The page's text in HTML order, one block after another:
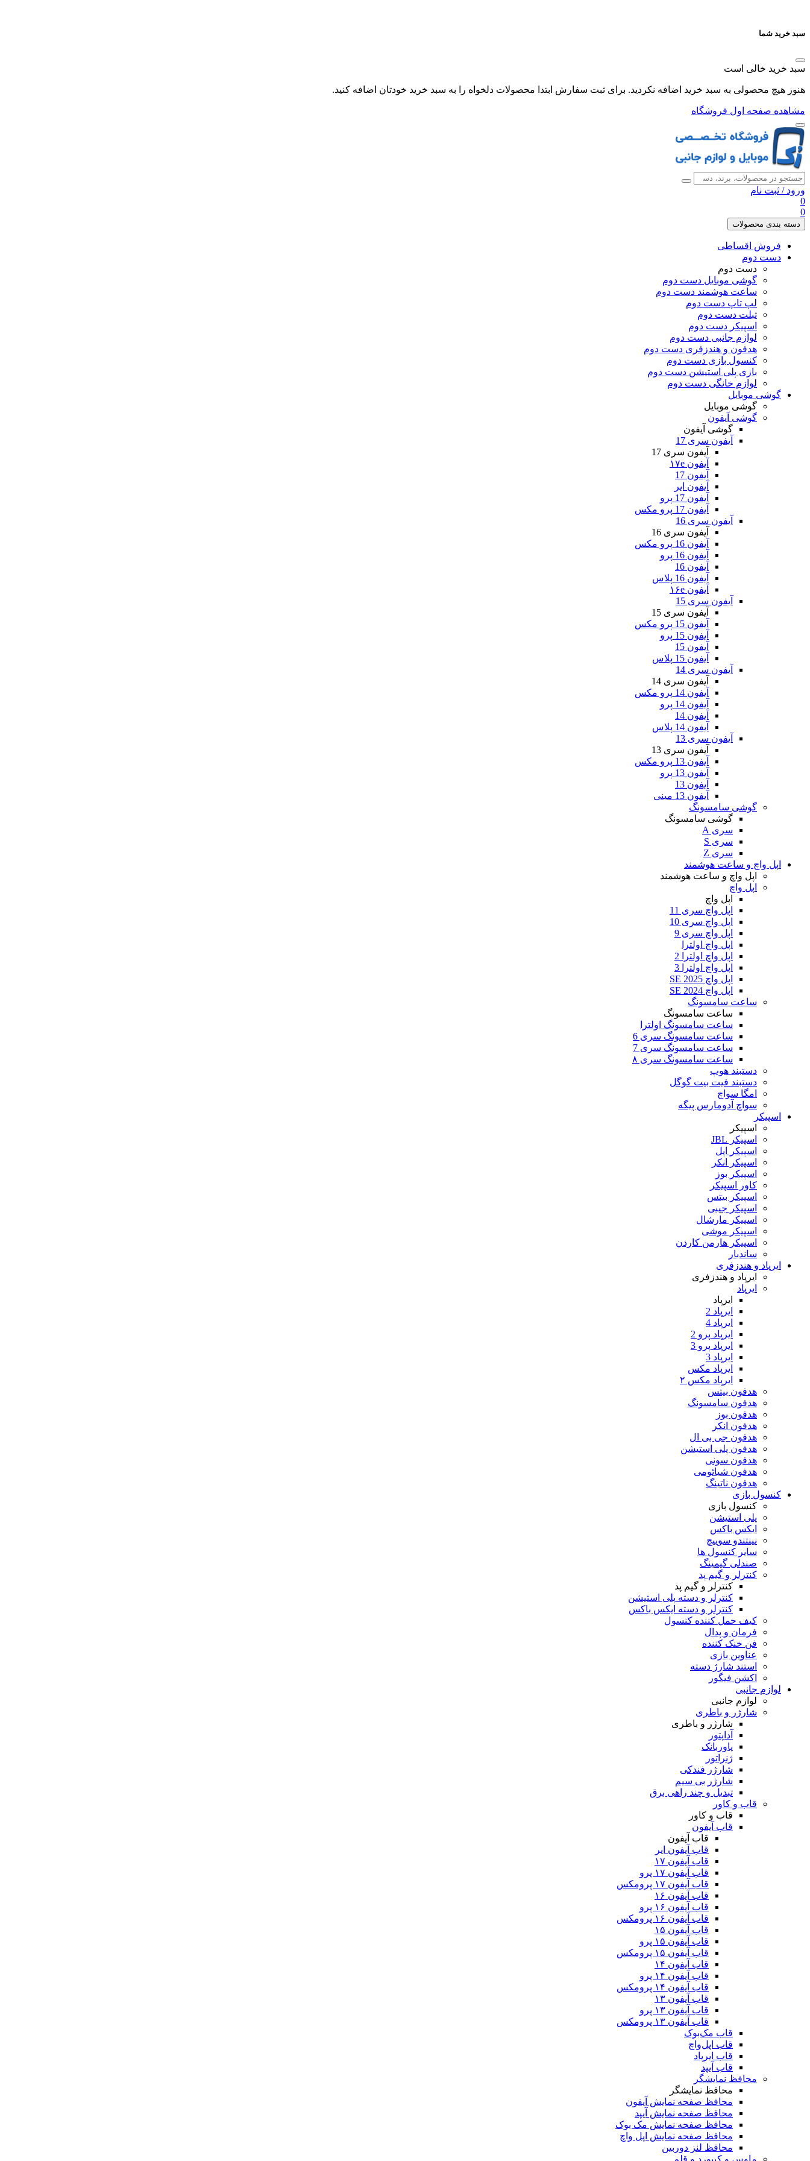
سبد خرید شما
سبد خرید خالی است
هنوز هیچ محصولی به سبد خرید اضافه نکردید. برای ثبت سفارش ابتدا محصولات دلخواه را به سبد خرید خودتان اضافه کنید.
مشاهده صفحه اول فروشگاه
ورود / ثبت نام
0
0
دسته بندی محصولات
فروش اقساطی
دست دوم
دست دوم
گوشی موبایل دست دوم
ساعت هوشمند دست دوم
لپ تاپ دست دوم
تبلت دست دوم
اسپیکر دست دوم
لوازم جانبی دست دوم
هدفون و هندزفری دست دوم
کنسول بازی دست دوم
بازی پلی استیشن دست دوم
لوازم خانگی دست دوم
گوشی موبایل
گوشی موبایل
گوشی آیفون
گوشی آیفون
آیفون سری 17
آیفون سری 17
آیفون ۱۷e
آیفون 17
آیفون ایر
آیفون 17 پرو
آیفون 17 پرو مکس
آیفون سری 16
آیفون سری 16
آیفون 16 پرو مکس
آیفون 16 پرو
آیفون 16
آیفون 16 پلاس
آیفون ۱۶e
آیفون سری 15
آیفون سری 15
آیفون 15 پرو مکس
آیفون 15 پرو
آیفون 15
آیفون 15 پلاس
آیفون سری 14
آیفون سری 14
آیفون 14 پرو مکس
آیفون 14 پرو
آیفون 14
آیفون 14 پلاس
آیفون سری 13
آیفون سری 13
آیفون 13 پرو مکس
آیفون 13 پرو
آیفون 13
آیفون 13 مینی
گوشی سامسونگ
گوشی سامسونگ
سری A
سری S
سری Z
اپل واچ و ساعت هوشمند
اپل واچ و ساعت هوشمند
اپل واچ
اپل واچ
اپل واچ سری 11
اپل واچ سری 10
اپل واچ سری 9
اپل واچ اولترا
اپل واچ اولترا 2
اپل واچ اولترا 3
اپل واچ SE 2025
اپل واچ SE 2024
ساعت سامسونگ
ساعت سامسونگ
ساعت سامسونگ اولترا
ساعت سامسونگ سری 6
ساعت سامسونگ سری 7
ساعت سامسونگ سری ۸
دستبند هوپ
دستبند فیت بیت گوگل
امگا سواچ
سواچ آدومارس پیگه
اسپیکر
اسپیکر
اسپیکر JBL
اسپیکر اپل
اسپیکر انکر
اسپیکر بوز
کاور اسپیکر
اسپیکر بیتس
اسپیکر جیبی
اسپیکر مارشال
اسپیکر موشی
اسپیکر هارمن کاردن
ساندبار
ایرپاد و هندزفری
ایرپاد و هندزفری
ایرپاد
ایرپاد
ایرپاد 2
ایرپاد 4
ایرپاد پرو 2
ایرپاد پرو 3
ایرپاد 3
ایرپاد مکس
ایرپاد مکس ۲
هدفون بیتس
هدفون سامسونگ
هدفون بوز
هدفون انکر
هدفون جی بی ال
هدفون پلی استیشن
هدفون سونی
هدفون شیائومی
هدفون ناتینگ
کنسول بازی
کنسول بازی
پلی استیشن
ایکس باکس
نینتندو سوییچ
سایر کنسول ها
صندلی گیمینگ
کنترلر و گیم پد
کنترلر و گیم پد
کنترلر و دسته پلی استیشن
کنترلر و دسته ایکس باکس
کیف حمل کننده کنسول
فرمان و پدال
فن خنک کننده
عناوین بازی
استند شارژ دسته
اکشن فیگور
لوازم جانبی
لوازم جانبی
شارژر و باطری
شارژر و باطری
آداپتور
پاوربانک
ژنراتور
شارژر فندکی
شارژر بی سیم
تبدیل و چند راهی برق
قاب و کاور
قاب و کاور
قاب آیفون
قاب آیفون
قاب آیفون ایر
قاب آیفون ۱۷
قاب آیفون ۱۷ پرو
قاب آیفون ۱۷ پرومکس
قاب آیفون ۱۶
قاب آیفون ۱۶ پرو
قاب آیفون ۱۶ پرومکس
قاب آیفون ۱۵
قاب آیفون ۱۵ پرو
قاب آیفون ۱۵ پرومکس
قاب آیفون ۱۴
قاب آیفون ۱۴ پرو
قاب آیفون ۱۴ پرومکس
قاب آیفون ۱۳
قاب آیفون ۱۳ پرو
قاب آیفون ۱۳ پرومکس
قاب مک‌بوک
قاب اپل‌واچ
قاب ایرپاد
قاب آیپد
محافظ نمایشگر
محافظ نمایشگر
محافظ صفحه نمایش آیفون
محافظ صفحه نمایش آیپد
محافظ صفحه نمایش مک بوک
محافظ صفحه نمایش اپل واچ
محافظ لنز دوربین